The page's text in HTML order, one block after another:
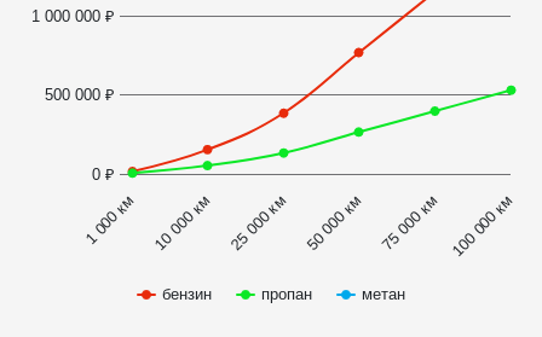
бензин пропан метан
1 000 км 10 000 км 25 000 км 50 000 км 75 000 км 100 000 км
0 ₽
500 000 ₽
1 000 000 ₽